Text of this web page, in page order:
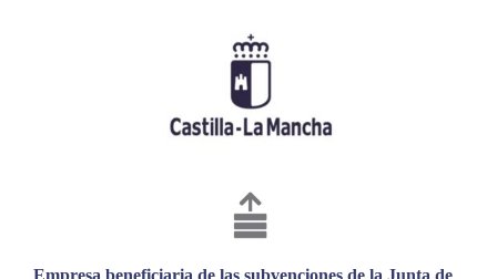
Empresa beneficiaria de las subvenciones de la Junta de